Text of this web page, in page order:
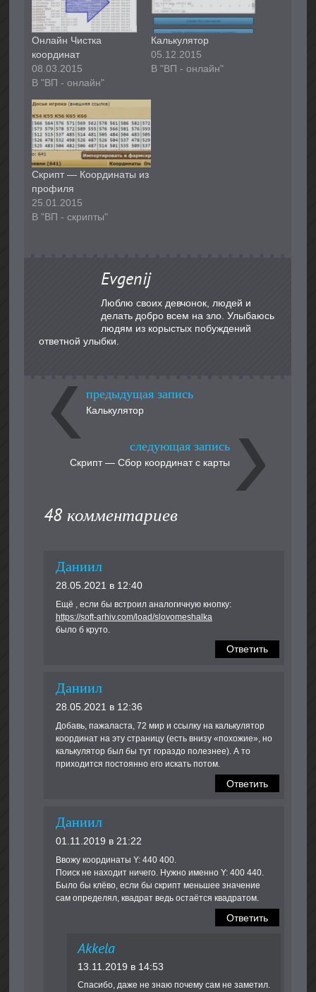
Онлайн Чистка
координат
08.03.2015
В "ВП - онлайн"
Калькулятор
05.12.2015
В "ВП - онлайн"
Скрипт — Координаты из
профиля
25.01.2015
В "ВП - скрипты"
Evgenij
Люблю своих девчонок, людей и
делать добро всем на зло. Улыбаюсь
людям из корыстых побуждений
ответной улыбки.
предыдущая запись
Калькулятор
следующая запись
Скрипт — Сбор координат с карты
48 комментариев
Даниил
28.05.2021 в 12:40
Ещё , если бы встроил аналогичную кнопку:
https://soft-arhiv.com/load/slovomeshalka
было б круто.
Ответить
Даниил
28.05.2021 в 12:36
Добавь, пажаласта, 72 мир и ссылку на калькулятор
координат на эту страницу (есть внизу «похожие», но
калькулятор был бы тут гораздо полезнее). А то
приходится постоянно его искать потом.
Ответить
Даниил
01.11.2019 в 21:22
Ввожу координаты Y: 440 400.
Поиск не находит ничего. Нужно именно Y: 400 440.
Было бы клёво, если бы скрипт меньшее значение
сам определял, квадрат ведь остаётся квадратом.
Ответить
Akkela
13.11.2019 в 14:53
Спасибо, даже не знаю почему сам не заметил.